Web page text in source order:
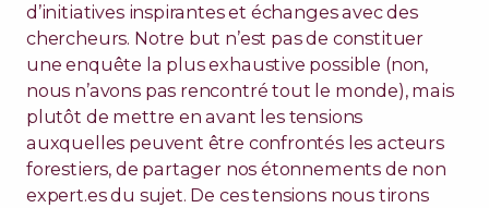
d’initiatives inspirantes et échanges avec des
chercheurs. Notre but n’est pas de constituer
une enquête la plus exhaustive possible (non,
nous n’avons pas rencontré tout le monde), mais
plutôt de mettre en avant les tensions
auxquelles peuvent être confrontés les acteurs
forestiers, de partager nos étonnements de non
expert.es du sujet. De ces tensions nous tirons